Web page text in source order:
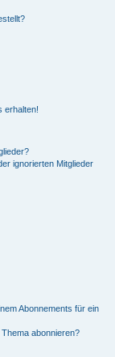
erhalten!
ignorierten Mitglieder
Abonnements für ein
abonnieren?